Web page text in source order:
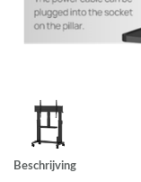
Beschrijving